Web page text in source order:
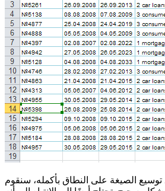
الصيغة على النطاق بأكمله، سنقوم